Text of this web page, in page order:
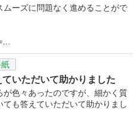
ーズに問題なく進めることがで
いただいて助かりました
色々あったのですが、細かく質
も答えていただいて助かりまし